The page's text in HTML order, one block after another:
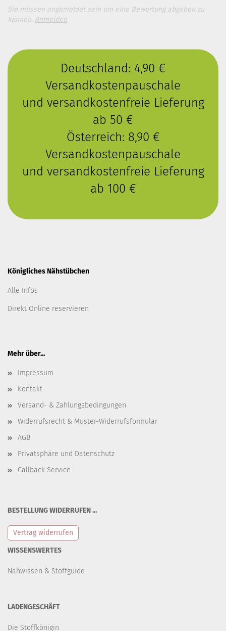
Sie müssen angemeldet sein um eine Bewertung abgeben zu
können. Anmelden
Deutschland: 4,90 €
Versandkostenpauschale
und versandkostenfreie Lieferung
ab 50 €
Österreich: 8,90 €
Versandkostenpauschale
und versandkostenfreie Lieferung
ab 100 €
Königliches Nähstübchen
Alle Infos
Direkt Online reservieren
Mehr über...
Impressum
Kontakt
Versand- & Zahlungsbedingungen
Widerrufsrecht & Muster-Widerrufsformular
AGB
Privatsphäre und Datenschutz
Callback Service
BESTELLUNG WIDERRUFEN ...
Vertrag widerrufen
WISSENSWERTES
Nähwissen & Stoffguide
LADENGESCHÄFT
Die Stoffkönigin